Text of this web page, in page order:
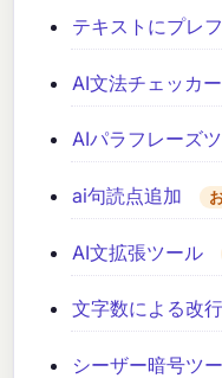
テキストにプレ
AI文法チェッカー
AIパラフレーズ
ai句読点追加
AI文拡張ツール
文字数による改行
シーザー暗号ツ